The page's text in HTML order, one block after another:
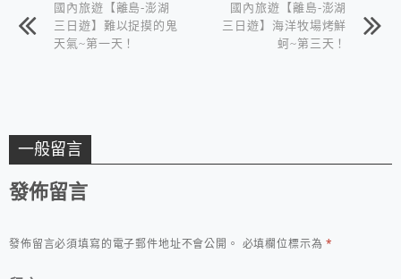
國內旅遊【離島-澎湖
三日遊】難以捉摸的鬼
天氣~第一天！
國內旅遊【離島-澎湖
三日遊】海洋牧場烤鮮
蚵~第三天！
一般留言
發佈留言
發佈留言必須填寫的電子郵件地址不會公開。 必填欄位標示為*